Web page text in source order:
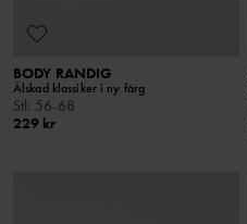
BODY RANDIG
Älskad klassiker i ny färg
Stl: 56-68
229 kr